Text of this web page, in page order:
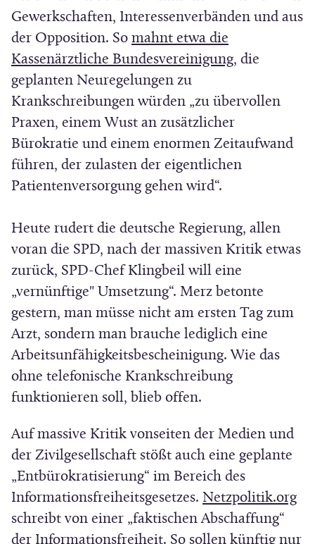
)
F
e
n
s
t
e
r
)
e
t
i
n
n
e
u
e
m
e
n
s
t
e
r
)
Gewerkschaften, Interessenverbänden und aus
der Opposition. So mahnt etwa die
Kassenärztliche Bundesvereinigung(
f
f
n
e
n
n
e
u
e
m
F
t
e
r
)
, die
geplanten Neuregelungen zu
Krankschreibungen würden „zu übervollen
Praxen, einem Wust an zusätzlicher
Bürokratie und einem enormen Zeitaufwand
führen, der zulasten der eigentlichen
Patientenversorgung gehen wird“.
Heute rudert die deutsche Regierung, allen
voran die SPD, nach der massiven Kritik etwas
zurück, SPD-Chef Klingbeil will eine
„vernünftige" Umsetzung“. Merz betonte
gestern, man müsse nicht am ersten Tag zum
Arzt, sondern man brauche lediglich eine
Arbeitsunfähigkeitsbescheinigung. Wie das
ohne telefonische Krankschreibung
funktionieren soll, blieb offen.
Auf massive Kritik vonseiten der Medien und
der Zivilgesellschaft stößt auch eine geplante
„Entbürokratisierung“ im Bereich des
Informationsfreiheitsgesetzes. Netzpolitik.org(
f
schreibt von einer „faktischen Abschaffung“
der Informationsfreiheit. So sollen künftig nur